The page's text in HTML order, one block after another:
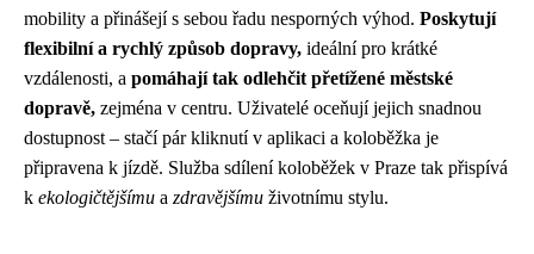
mobility a přinášejí s sebou řadu nesporných výhod. Poskytují
flexibilní a rychlý způsob dopravy, ideální pro krátké
vzdálenosti, a pomáhají tak odlehčit přetížené městské
dopravě, zejména v centru. Uživatelé oceňují jejich snadnou
dostupnost – stačí pár kliknutí v aplikaci a koloběžka je
připravena k jízdě. Služba sdílení koloběžek v Praze tak přispívá
k ekologičtějšímu a zdravějšímu životnímu stylu.